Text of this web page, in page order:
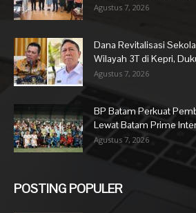
Agustus 7, 2026
Dana Revitalisasi
Wilayah 3T di Kepri,
Agustus 7, 2026
BP Batam Perkuat
Lewat Batam Prime
Agustus 7, 2026
POSTING POPULER